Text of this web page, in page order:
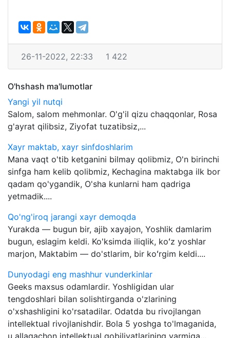
26-11-2022, 22:33 1 422
O'hshash ma'lumotlar
Yangi yil nutqi
Salom, salom mehmonlar. O'g'il qizu chaqqonlar, Rosa
g'ayrat qilibsiz, Ziyofat tuzatibsiz,...
Xayr maktab, xayr sinfdoshlarim
Mana vaqt o'tib ketganini bilmay qolibmiz, O'n birinchi
sinfga ham kelib qolibmiz, Kechagina maktabga ilk bor
qadam qo'ygandik, O'sha kunlarni ham qadriga
yetmadik....
Qo'ng'iroq jarangi xayr demoqda
Yurakda — bugun bir, ajib xayajon, Yoshlik damlarim
bugun, eslagim keldi. Ko'ksimda iliqlik, koʻz yoshlar
marjon, Maktabim — do'stlarim, bir koʻrgim keldi....
Dunyodagi eng mashhur vunderkinlar
Geeks maxsus odamlardir. Yoshligidan ular
tengdoshlari bilan solishtirganda o'zlarining
o'xshashligini ko'rsatadilar. Odatda bu rivojlangan
intellektual rivojlanishdir. Bola 5 yoshga to'lmaganida,
u allaqachon intellektual qobiliyatlarining yarmiga...